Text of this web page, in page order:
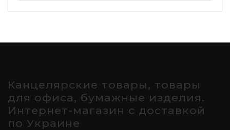
Канцелярские товары, товары
для офиса, бумажные изделия.
Интернет-магазин с доставкой
по Украине